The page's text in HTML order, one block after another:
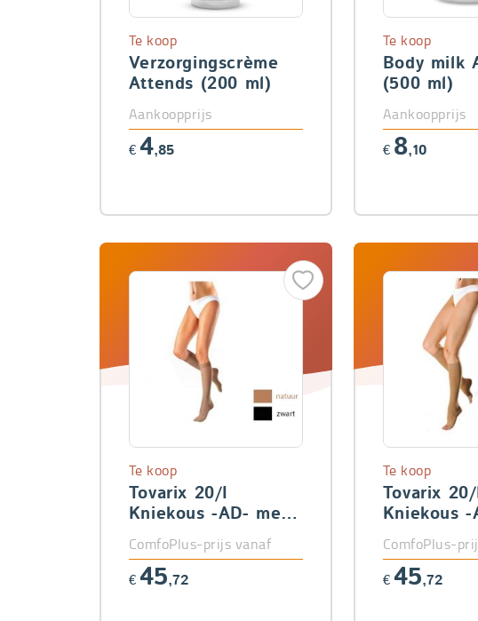
Verzorgingscrème
Attends (200 ml)
Te koop
Aankoopprijs
€ 4,85
Body milk
(500 ml)
Te koop
Aankoopprijs
€ 8,10
Tovarix 20/I
Kniekous -AD- met
teen
Te koop
ComfoPlus-prijs vanaf
€ 45,72
Tovarix 20/I
Kniekous -
teen
Te koop
ComfoPlus-
€ 45,72